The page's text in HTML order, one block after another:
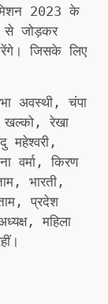
2023 के
से जोड़कर
जिसके लिए
अवस्थी, चंपा
खल्को, रेखा
महेश्वरी,
वर्मा, किरण
भारती,
प्रदेश
महिला